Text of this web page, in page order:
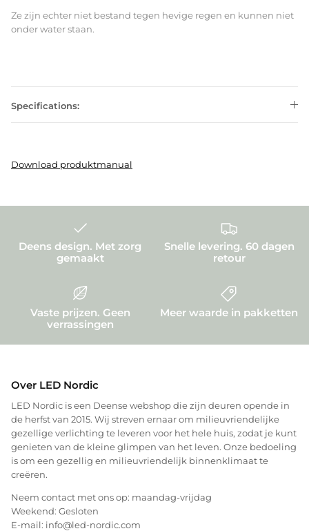
Ze zijn echter niet bestand tegen hevige regen en kunnen niet
onder water staan.
Specifications:
Download produktmanual
Deens design. Met zorg
gemaakt
Snelle levering. 60 dagen
retour
Vaste prijzen. Geen
verrassingen
Meer waarde in pakketten
Over LED Nordic
LED Nordic is een Deense webshop die zijn deuren opende in
de herfst van 2015. Wij streven ernaar om milieuvriendelijke
gezellige verlichting te leveren voor het hele huis, zodat je kunt
genieten van de kleine glimpen van het leven. Onze bedoeling
is om een gezellig en milieuvriendelijk binnenklimaat te
creëren.
Neem contact met ons op: maandag-vrijdag
Weekend: Gesloten
E-mail: info@led-nordic.com